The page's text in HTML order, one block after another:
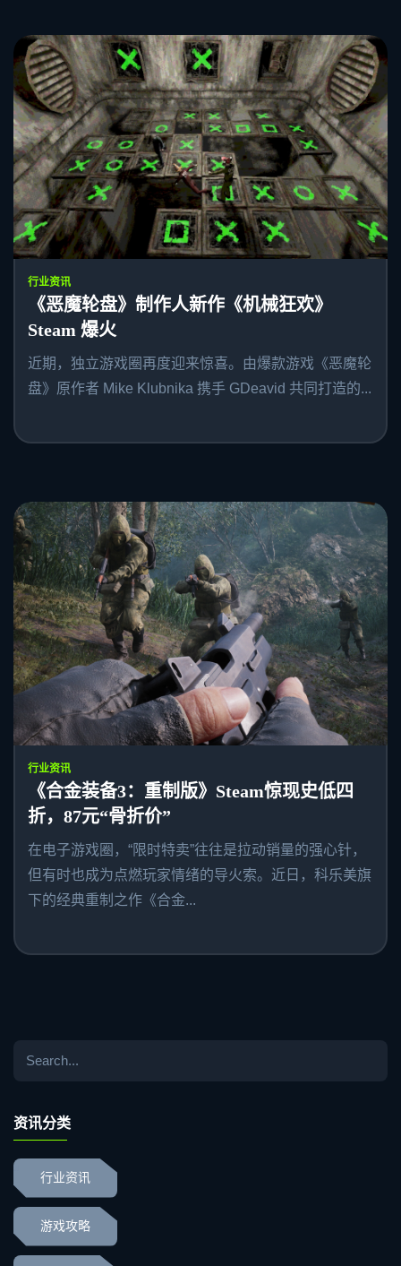
行业资讯
《恶魔轮盘》制作人新作《机械狂欢》
Steam 爆火
近期，独立游戏圈再度迎来惊喜。由爆款游戏《恶魔轮
盘》原作者 Mike Klubnika 携手 GDeavid 共同打造的...
行业资讯
《合金装备3：重制版》Steam惊现史低四
折，87元“骨折价”
在电子游戏圈，“限时特卖”往往是拉动销量的强心针，
但有时也成为点燃玩家情绪的导火索。近日，科乐美旗
下的经典重制之作《合金...
资讯分类
行业资讯
游戏攻略